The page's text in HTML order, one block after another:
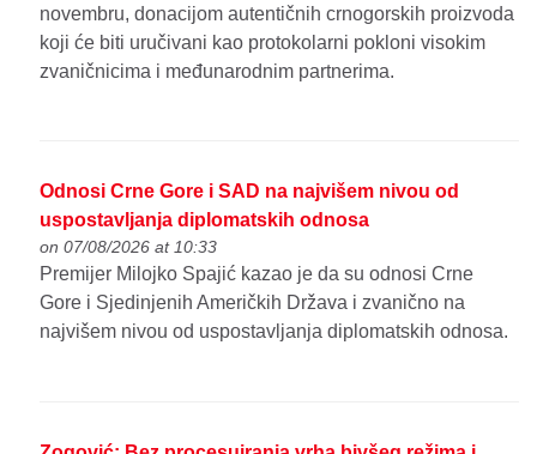
novembru, donacijom autentičnih crnogorskih proizvoda
koji će biti uručivani kao protokolarni pokloni visokim
zvaničnicima i međunarodnim partnerima.
Odnosi Crne Gore i SAD na najvišem nivou od
uspostavljanja diplomatskih odnosa
on 07/08/2026 at 10:33
Premijer Milojko Spajić kazao je da su odnosi Crne
Gore i Sjedinjenih Američkih Država i zvanično na
najvišem nivou od uspostavljanja diplomatskih odnosa.